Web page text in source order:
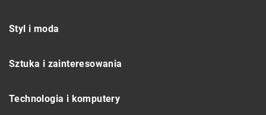
Styl i moda
Sztuka i zainteresowania
Technologia i komputery